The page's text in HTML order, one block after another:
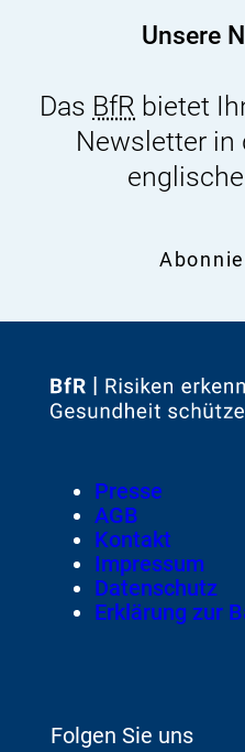
Unsere
Das BfR bietet
Newsletter in
Zur
Footer
Meta-
Navigation
Presse
AGB
Kontakt
Impressum
Datenschutz
Erklärung zur
Folgen Sie uns